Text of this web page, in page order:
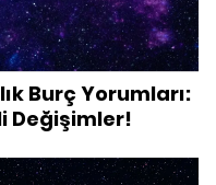
Burç Yorumları:
Değişimler!